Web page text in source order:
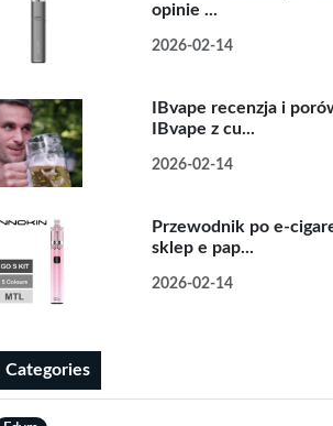
opinie ...
2026-02-14
IBvape recenzja i
IBvape z cu...
2026-02-14
Przewodnik po e-
sklep e pap...
2026-02-14
Categories